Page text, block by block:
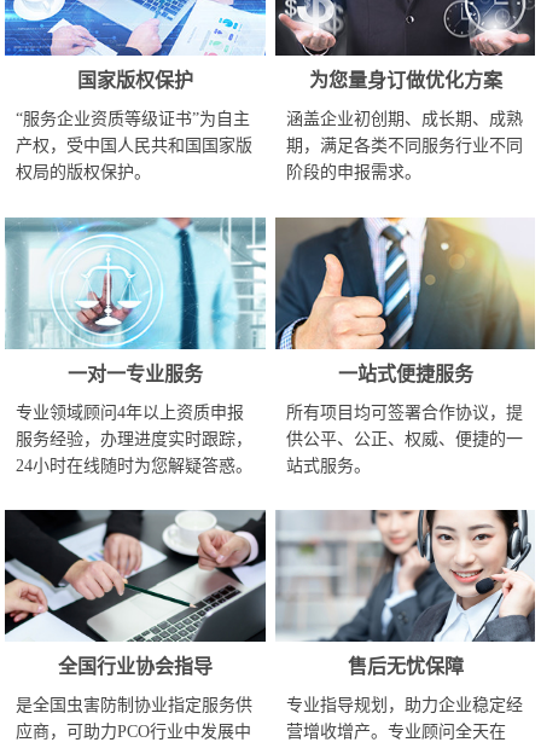
国家版权保护
“服务企业资质等级证书”为自主
产权，受中国人民共和国国家版
权局的版权保护。
为您量身订做优化方案
涵盖企业初创期、成长期、成熟
期，满足各类不同服务行业不同
阶段的申报需求。
一对一专业服务
专业领域顾问4年以上资质申报
服务经验，办理进度实时跟踪，
24小时在线随时为您解疑答惑。
一站式便捷服务
所有项目均可签署合作协议，提
供公平、公正、权威、便捷的一
站式服务。
全国行业协会指导
是全国虫害防制协业指定服务供
应商，可助力PCO行业中发展中
售后无忧保障
专业指导规划，助力企业稳定经
营增收增产。专业顾问全天在